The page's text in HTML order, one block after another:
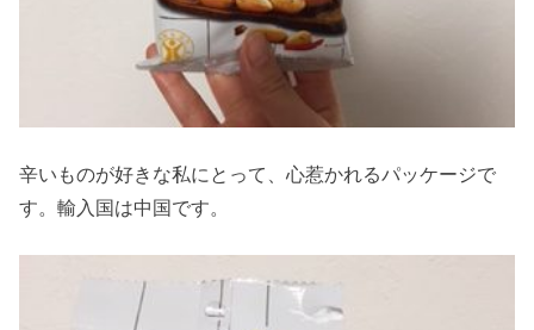
辛いものが好きな私にとって、心惹かれるパッケージで
す。輸入国は中国です。